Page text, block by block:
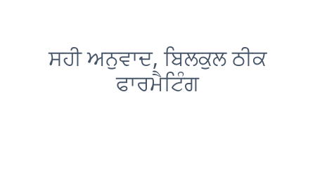
ਸਹੀ ਅਨੁਵਾਦ, ਬਿਲਕੁਲ ਠੀਕ
ਫਾਰਮੈਟਿੰਗ